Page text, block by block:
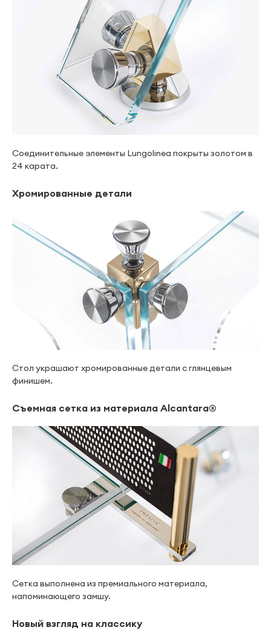
Соединительные элементы Lungolinea покрыты золотом в
24 карата.
Хромированные детали
Стол украшают хромированные детали с глянцевым
финишем.
Съемная сетка из материала Alcantara®
Сетка выполнена из премиального материала,
напоминающего замшу.
Новый взгляд на классику